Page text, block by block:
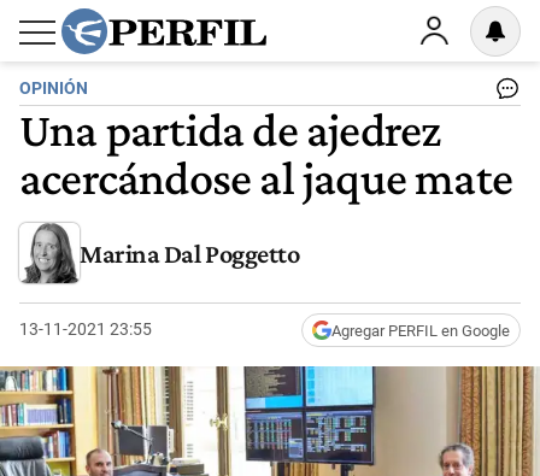
OPINIÓN
Una partida de ajedrez
acercándose al jaque mate
Marina Dal Poggetto
13-11-2021 23:55 Agregar PERFIL en Google